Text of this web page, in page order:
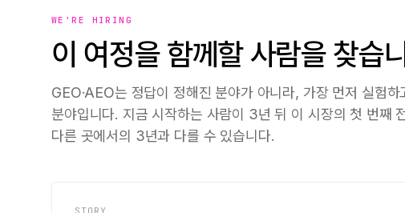
WE'RE HIRING
이 여정을 함께할 사람을 찾습
GEO·AEO는 정답이 정해진 분야가 아니라, 가장 먼저 실험
분야입니다. 지금 시작하는 사람이 3년 뒤 이 시장의 첫 번째
다른 곳에서의 3년과 다를 수 있습니다.
STORY